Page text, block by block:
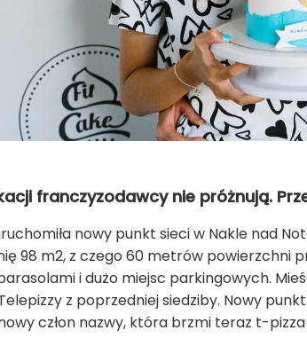
franczyzodawcy nie próżnują.
nowy punkt sieci w Nakle nad
98 m2, z czego 60 metrów powierzchni
i dużo miejsc parkingowych.
z poprzedniej siedziby. Nowy
człon nazwy, która brzmi teraz t-